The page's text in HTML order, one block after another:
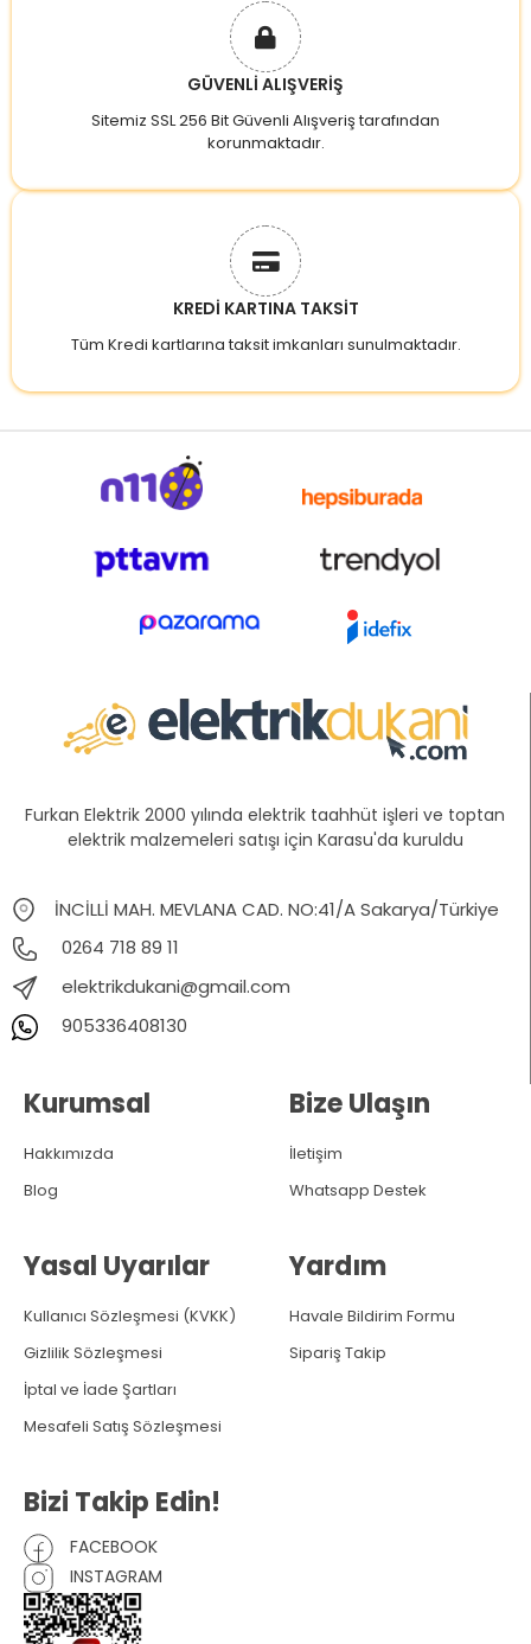
GÜVENLİ ALIŞVERİŞ
Sitemiz SSL 256 Bit Güvenli Alışveriş tarafından
korunmaktadır.
KREDİ KARTINA TAKSİT
Tüm Kredi kartlarına taksit imkanları sunulmaktadır.
Furkan Elektrik 2000 yılında elektrik taahhüt işleri ve toptan
elektrik malzemeleri satışı için Karasu'da kuruldu
İNCİLLİ MAH. MEVLANA CAD. NO:41/A Sakarya/Türkiye
0264 718 89 11
elektrikdukani@gmail.com
905336408130
Kurumsal
Hakkımızda
Blog
Yasal Uyarılar
Kullanıcı Sözleşmesi (KVKK)
Gizlilik Sözleşmesi
İptal ve İade Şartları
Mesafeli Satış Sözleşmesi
Bize Ulaşın
İletişim
Whatsapp Destek
Yardım
Havale Bildirim Formu
Sipariş Takip
Bizi Takip Edin!
FACEBOOK
INSTAGRAM